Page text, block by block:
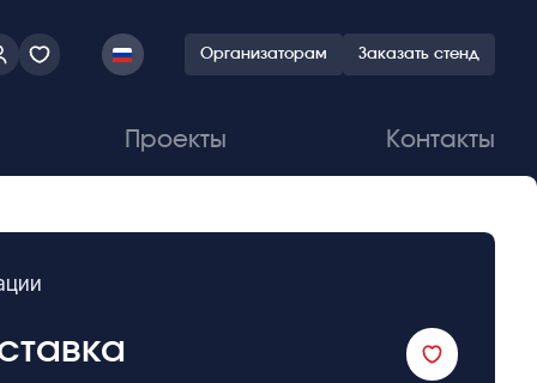
Организаторам Заказать стенд
Проекты Контакты